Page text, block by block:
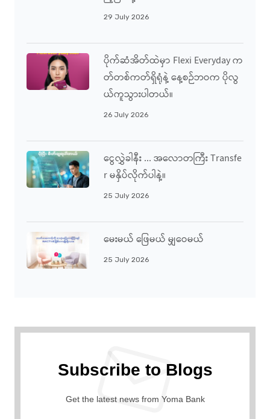
29 July 2026
ပိုက်ဆံအိတ်ထဲမှာ Flexi Everyday က
တ်တစ်ကတ်ရှိရုံနဲ့ နေ့စဉ်ဘဝက ပိုလွ
ယ်ကူသွားပါတယ်။
26 July 2026
ငွေလွှဲခါနီး ... အလောတကြီး Transfe
R မနှိပ်လိုက်ပါနဲ့။
25 July 2026
မေးမယ် ဖြေမယ် မျှဝေမယ်
25 July 2026
Subscribe to Blogs
Get the latest news from Yoma Bank